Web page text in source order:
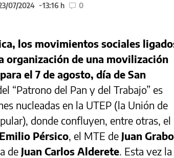
07/2024 13:16 h
0
los movimientos sociales
organización de una movilización
el 7 de agosto, día de San
“Patrono del Pan y del Trabajo” es
nucleadas en la UTEP (la Unión de
donde confluyen, entre otras, el
Emilio Pérsico, el MTE de Juan
de Juan Carlos Alderete. Esta vez la